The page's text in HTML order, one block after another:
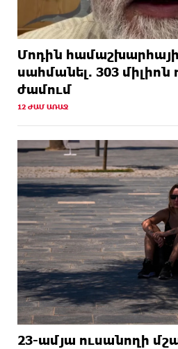
Մոդին
սահմանել. 303 միլիոն
ժամում
12 ԺԱՄ ԱՌԱՋ
23-ամյա ուսանողի